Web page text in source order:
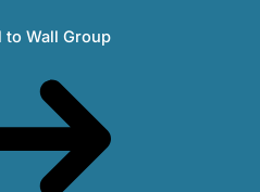
to Wall Group